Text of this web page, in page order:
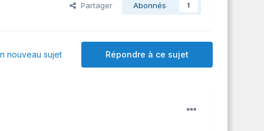
Partager Abonnés 1
Répondre à ce sujet
nouveau sujet